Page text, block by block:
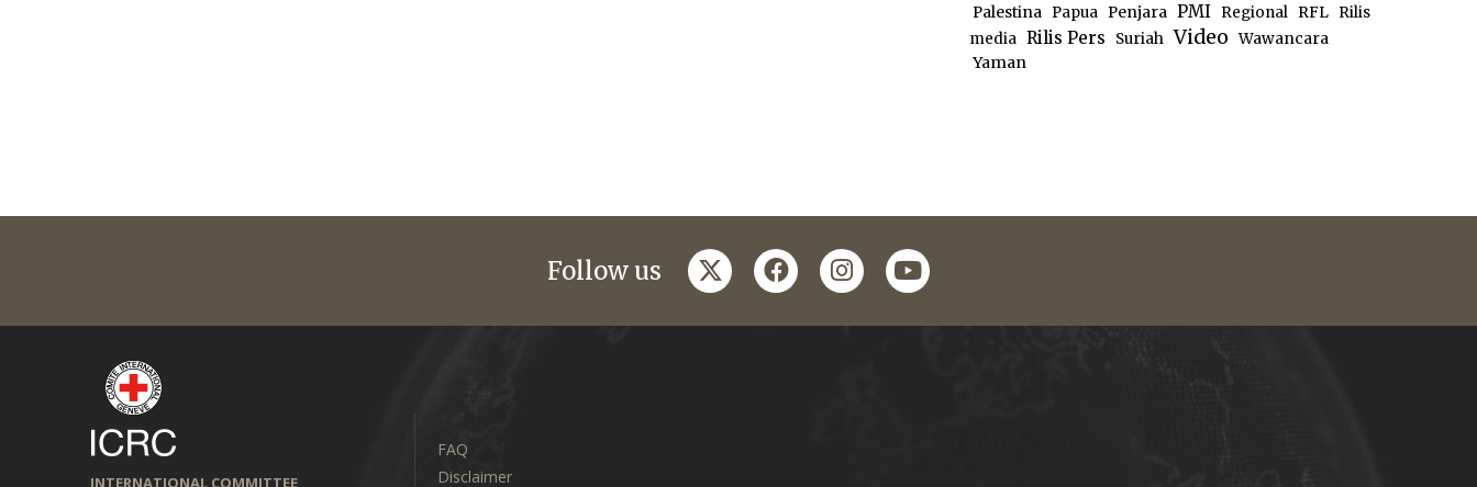
Palestina
Papua Penjara PMI Regional RFL
Rilis
media Rilis Pers Suriah Video Wawancara
Yaman
Follow us twitterfacebookinstagram
youtube
INTERNATIONAL COMMITTEE
FAQ
Disclaimer